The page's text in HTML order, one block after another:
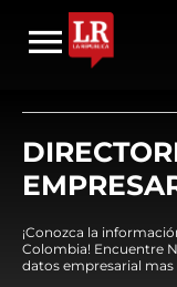
¡Conozca la
Colombia! Encuentre
datos empresarial mas